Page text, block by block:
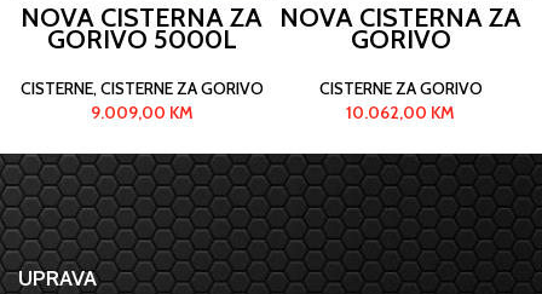
NOVA CISTERNA ZA
GORIVO 5000L
CISTERNE,CISTERNE ZA GORIVO
9.009,00 KM
NOVA CISTERNA ZA
GORIVO
CISTERNE ZA GORIVO
10.062,00 KM
UPRAVA